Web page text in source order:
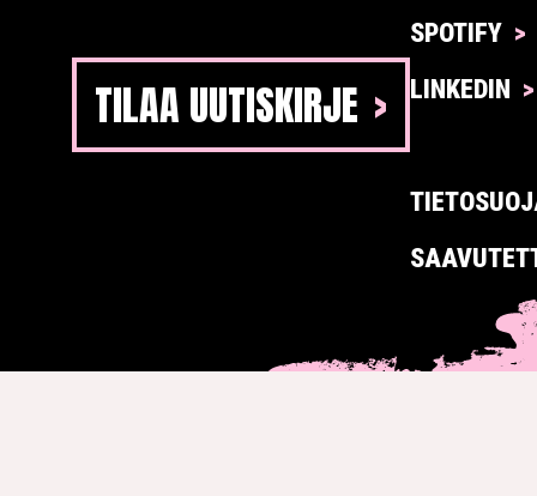
TILAA UUTISKIRJE
SPOTIFY
LINKEDIN